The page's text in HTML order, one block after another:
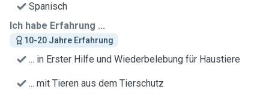
Spanisch
Ich habe Erfahrung ...
10-20 Jahre Erfahrung
... in Erster Hilfe und Wiederbelebung für Haustiere
... mit Tieren aus dem Tierschutz